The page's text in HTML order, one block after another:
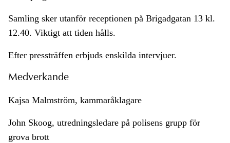
Samling sker utanför receptionen på Brigadgatan 13 kl.
12.40. Viktigt att tiden hålls.
Efter pressträffen erbjuds enskilda intervjuer.
Medverkande
Kajsa Malmström, kammaråklagare
John Skoog, utredningsledare på polisens grupp för
grova brott